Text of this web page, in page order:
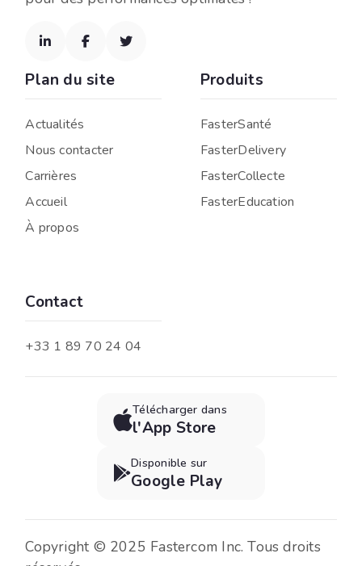
  
Plan du site
Actualités
Nous contacter
Carrières
Accueil
À propos
Produits
FasterSanté
FasterDelivery
FasterCollecte
FasterEducation
Contact
+33 1 89 70 24 04
Copyright © 2025 Fastercom Inc. Tous droits
Télécharger dans
l'App Store

Disponible sur
Google Play